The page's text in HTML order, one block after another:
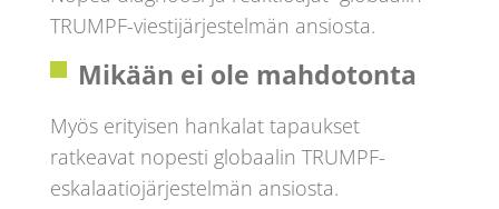
TRUMPF-viestijärjestelmän ansiosta.
Mikään ei ole mahdotonta
Myös erityisen hankalat tapaukset
ratkeavat nopesti globaalin TRUMPF-
eskalaatiojärjestelmän ansiosta.